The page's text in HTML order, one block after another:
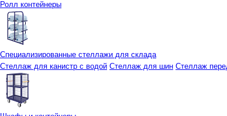
Ролл контейнеры
Специализированные стеллажи для склада
Стеллаж для канистр с водой Стеллаж для шин Стеллаж